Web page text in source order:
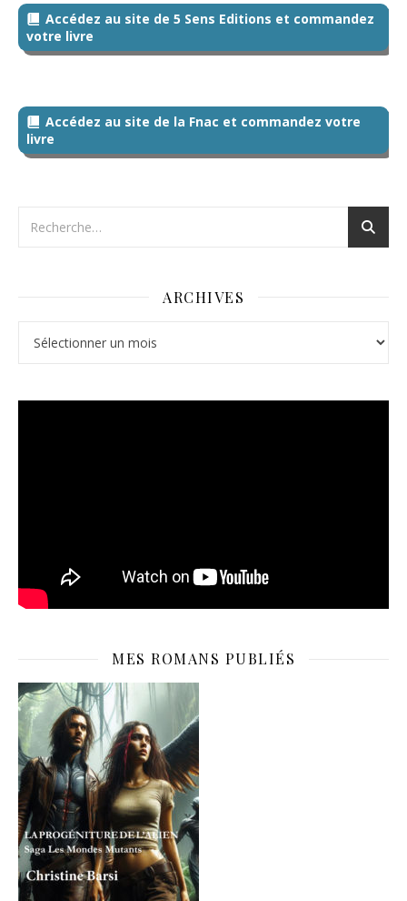
Accédez au site de 5 Sens Editions et commandez
votre livre
Accédez au site de la Fnac et commandez votre
livre
ARCHIVES
MES ROMANS PUBLIÉS